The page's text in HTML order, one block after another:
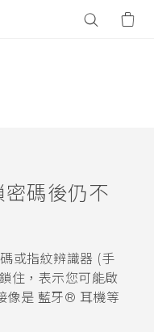
碼後仍不
或指紋辨識器 (手
住，表示您可能啟
像是 藍牙® 耳機等